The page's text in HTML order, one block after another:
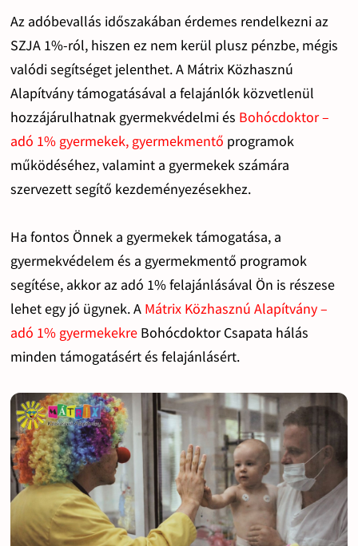
Az adóbevallás időszakában érdemes rendelkezni az
SZJA 1%-ról, hiszen ez nem kerül plusz pénzbe, mégis
valódi segítséget jelenthet. A Mátrix Közhasznú
Alapítvány támogatásával a felajánlók közvetlenül
hozzájárulhatnak gyermekvédelmi és Bohócdoktor –
adó 1% gyermekek, gyermekmentő programok
működéséhez, valamint a gyermekek számára
szervezett segítő kezdeményezésekhez.
Ha fontos Önnek a gyermekek támogatása, a
gyermekvédelem és a gyermekmentő programok
segítése, akkor az adó 1% felajánlásával Ön is részese
lehet egy jó ügynek. A Mátrix Közhasznú Alapítvány –
adó 1% gyermekekreBohócdoktor Csapata hálás
minden támogatásért és felajánlásért.